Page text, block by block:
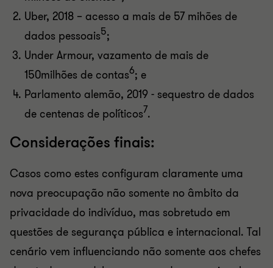
Uber, 2018 – acesso a mais de 57 mihões de
dados pessoais5;
Under Armour, vazamento de mais de
150milhões de contas6; e
Parlamento alemão, 2019 - sequestro de dados
de centenas de políticos7.
Considerações finais:
Casos como estes configuram claramente uma
nova preocupação não somente no âmbito da
privacidade do indivíduo, mas sobretudo em
questões de segurança pública e internacional. Tal
cenário vem influenciando não somente aos chefes